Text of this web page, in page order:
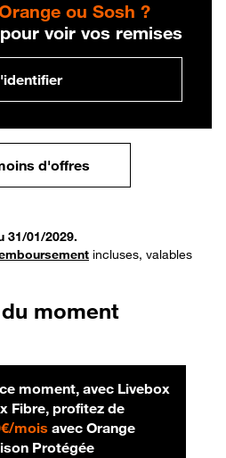
ou Sosh ?
voir vos remises
d'offres
31/01/2029.
incluses, valables
moment
moment, avec Livebox
Fibre, profitez de
mois20 € par mois
avec Orange
Protégée